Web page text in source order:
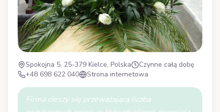
Spokojna 5, 25-379 Kielce, Polska
Czynne całą dobę
+48 698 622 040
Strona internetowa
Firma cieszy się przeważającą liczbą